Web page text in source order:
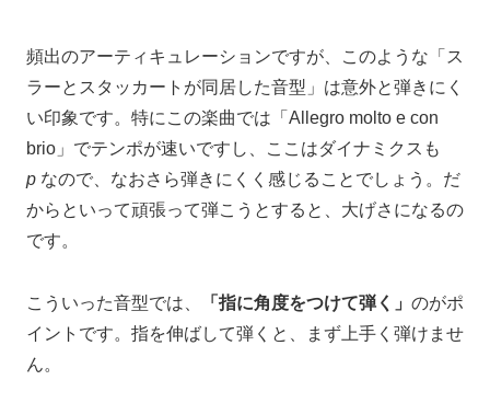
頻出のアーティキュレーションですが、このような「ス
ラーとスタッカートが同居した音型」は意外と弾きにく
い印象です。特にこの楽曲では「Allegro molto e con
brio」でテンポが速いですし、ここはダイナミクスも
p なので、なおさら弾きにくく感じることでしょう。だ
からといって頑張って弾こうとすると、大げさになるの
です。
こういった音型では、 「指に角度をつけて弾く」 のがポ
イントです。指を伸ばして弾くと、まず上手く弾けませ
ん。